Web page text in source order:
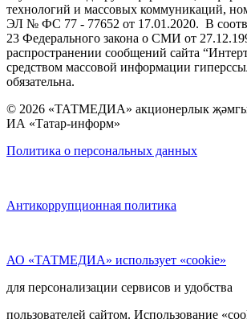
технологий и массовых коммуникаций,
ЭЛ № ФС 77 - 77652 от 17.01.2020. В
23 Федерального закона о СМИ от
распространении сообщений сайта
средством массовой информации
обязательна.
© 2026 «ТАТМЕДИА» акционерлык
ИА «Татар-информ»
Политика о персональных данных
Антикоррупционная политика
АО «ТАТМЕДИА» использует «cookie»
для персонализации сервисов и удобства
пользователей сайтом. Использование